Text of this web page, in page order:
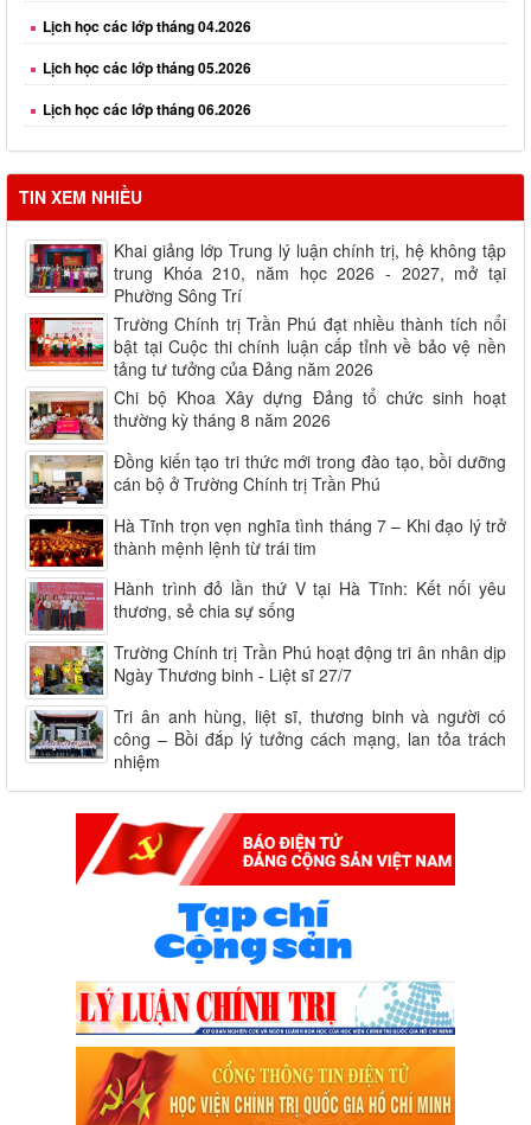
Lịch học các lớp tháng 05.2026
Lịch học các lớp tháng 06.2026
Lịch học các lớp tháng 08.2026
TIN XEM NHIỀU
Khai giảng lớp Trung lý luận chính trị, hệ không tập
trung Khóa 210, năm học 2026 - 2027, mở tại
Phường Sông Trí
Trường Chính trị Trần Phú đạt nhiều thành tích nổi
bật tại Cuộc thi chính luận cấp tỉnh về bảo vệ nền
tảng tư tưởng của Đảng năm 2026
Chi bộ Khoa Xây dựng Đảng tổ chức sinh hoạt
thường kỳ tháng 8 năm 2026
Đồng kiến tạo tri thức mới trong đào tạo, bồi dưỡng
cán bộ ở Trường Chính trị Trần Phú
Hà Tĩnh trọn vẹn nghĩa tình tháng 7 – Khi đạo lý trở
thành mệnh lệnh từ trái tim
Hành trình đỏ lần thứ V tại Hà Tĩnh: Kết nối yêu
thương, sẻ chia sự sống
Trường Chính trị Trần Phú hoạt động tri ân nhân dịp
Ngày Thương binh - Liệt sĩ 27/7
Tri ân anh hùng, liệt sĩ, thương binh và người có
công – Bồi đắp lý tưởng cách mạng, lan tỏa trách
nhiệm